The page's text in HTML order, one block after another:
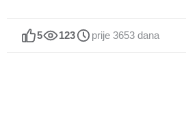
5 123 prije 3653 dana